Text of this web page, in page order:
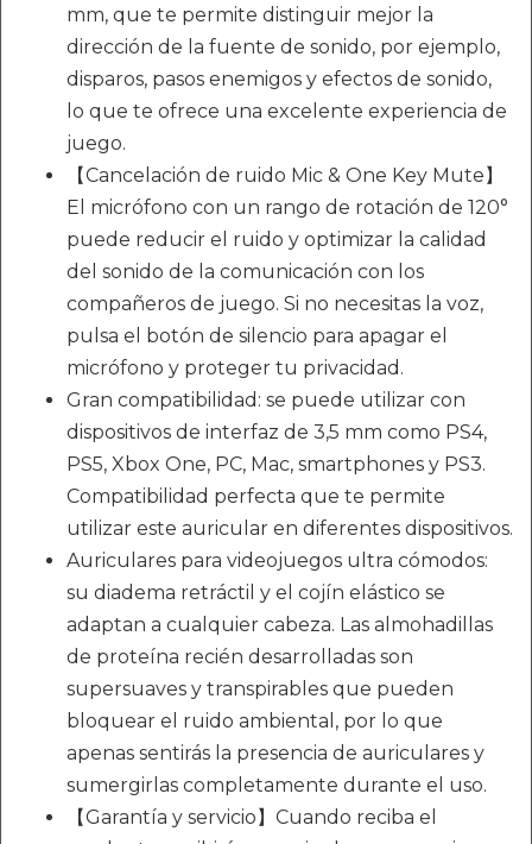
mm, que te permite distinguir mejor la
dirección de la fuente de sonido, por ejemplo,
disparos, pasos enemigos y efectos de sonido,
lo que te ofrece una excelente experiencia de
juego.
【Cancelación de ruido Mic & One Key Mute】
El micrófono con un rango de rotación de 120°
puede reducir el ruido y optimizar la calidad
del sonido de la comunicación con los
compañeros de juego. Si no necesitas la voz,
pulsa el botón de silencio para apagar el
micrófono y proteger tu privacidad.
Gran compatibilidad: se puede utilizar con
dispositivos de interfaz de 3,5 mm como PS4,
PS5, Xbox One, PC, Mac, smartphones y PS3.
Compatibilidad perfecta que te permite
utilizar este auricular en diferentes dispositivos.
Auriculares para videojuegos ultra cómodos:
su diadema retráctil y el cojín elástico se
adaptan a cualquier cabeza. Las almohadillas
de proteína recién desarrolladas son
supersuaves y transpirables que pueden
bloquear el ruido ambiental, por lo que
apenas sentirás la presencia de auriculares y
sumergirlas completamente durante el uso.
【Garantía y servicio】Cuando reciba el